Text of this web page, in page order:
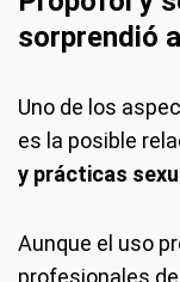
sorprendió
Uno de los
es la posible
y prácticas
Aunque el uso
profesionales